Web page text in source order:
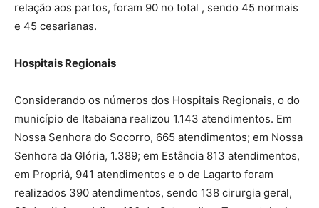
relação aos partos, foram 90 no total , sendo 45 normais
e 45 cesarianas.
Hospitais Regionais
Considerando os números dos Hospitais Regionais, o do
município de Itabaiana realizou 1.143 atendimentos. Em
Nossa Senhora do Socorro, 665 atendimentos; em Nossa
Senhora da Glória, 1.389; em Estância 813 atendimentos,
em Propriá, 941 atendimentos e o de Lagarto foram
realizados 390 atendimentos, sendo 138 cirurgia geral,